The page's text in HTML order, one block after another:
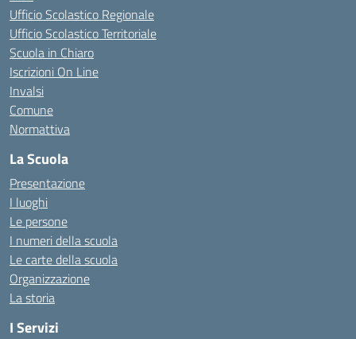
Ufficio Scolastico Regionale
Ufficio Scolastico Territoriale
Scuola in Chiaro
Iscrizioni On Line
Invalsi
Comune
Normattiva
La Scuola
Presentazione
I luoghi
Le persone
I numeri della scuola
Le carte della scuola
Organizzazione
La storia
I Servizi